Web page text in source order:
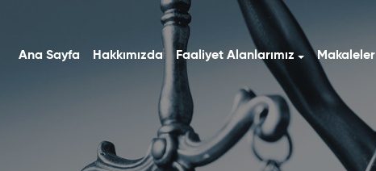
Ana Sayfa Hakkımızda Faaliyet Alanlarımız Makaleler